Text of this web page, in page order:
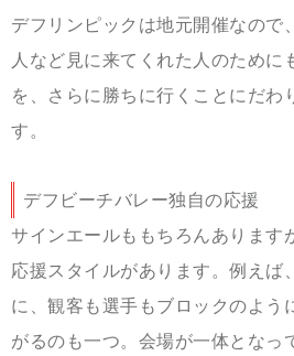
デフリンピックは地元開催なので
人など見に来てくれた人のために
を、さらに 勝ちに行くことにだわ
す 。
デフビーチバレー独自の応援
サインエールももちろんあります
応援スタイルがあります。例えば
に、観客も選手もブロックのよう
がるのも一つ。会場が一体となっ